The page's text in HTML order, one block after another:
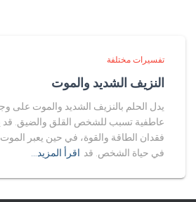
تفسيرات مختلفة
النزيف الشديد والموت
يدل الحلم بالنزيف الشديد والموت على
عاطفية تسبب للشخص القلق والضيق. قد
فقدان الطاقة والقوة، في حين يعبر
في حياة الشخص. قد اقرأ المزيد…